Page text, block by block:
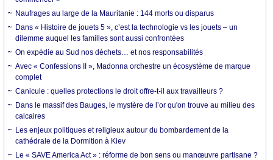
Naufrages au large de la Mauritanie : 144 morts ou disparus
Dans « Histoire de jouets 5 », c’est la technologie vs les jouets – un
dilemme auquel les familles sont aussi confrontées
On expédie au Sud nos déchets… et nos responsabilités
Avec « Confessions II », Madonna orchestre un écosystème de marque
complet
Canicule : quelles protections le droit offre-t-il aux travailleurs ?
Dans le massif des Bauges, le mystère de l’or qu'on trouve au milieu des
calcaires
Les enjeux politiques et religieux autour du bombardement de la
cathédrale de la Dormition à Kiev
Le « SAVE America Act » : réforme de bon sens ou manœuvre partisane ?